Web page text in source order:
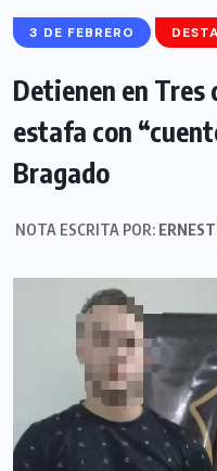
3 DE FEBRERO
Detienen en Tres
estafa con
Bragado
NOTA ESCRITA POR: